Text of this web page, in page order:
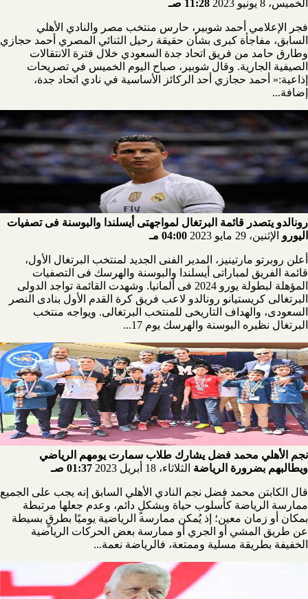
الخميس، 8 يونيو 2023 11:28 صـ
فجر الإعلامي أحمد شوبير، حارس منتخب مصر والنادي الأهلي
السابق، مفاجأة كبرى بشأن حقيقة رحيل الثنائي المصري أحمد حجازي
وطارق حامد من فريق اتحاد جدة السعودي خلال فترة الانتقالات
الصيفية الجارية. وقال شوبير، صباح اليوم الخميس في تصريحات
إذاعية:« أحمد حجازي أحد الركائز الأساسية في نادي اتحاد جدة،
إضافة...
رونالدو يتصدر قائمة البرتغال لمواجهتى أيسلندا والبوسنة فى تصفيات
اليورو الإثنين، 29 مايو 2023 04:00 مـ
أعلن روبرتو مارتينيز، المدير الفنى الجديد لمنتخب البرتغال الأول،
قائمة الفريق لمباراتى أيسلندا والبوسنة والهرسك فى التصفيات
المؤهلة لبطولة يورو 2024 فى ألمانيا. وشهدت القائمة تواجد الدولى
البرتغالى كريستيانو رونالدو لاعب فريق كرة القدم الأول بنادى النصر
السعودى، والهداف التاريخى للمنتخب البرتغالى. ويواجه منتخب
البرتغال نظيره البوسنة والهرسك يوم 17...
نجم الأهلي محمد فضل يشارك طلاب سمارت يومهم الرياضي
ويطالبهم بضرورة الرياضة الثلاثاء، 18 أبريل 2023 01:37 صـ
قال الكابتن محمد فضل نجم النادي الأهلي السابق إنه يجب على الجميع
ممارسة الرياضة كأسلوب حياة وبشكلٍ دائم، وعدم جعلها مرتبطة
بمكان أو زمان معين؛ إذ يُمكن ممارسة الرياضية يوميًا بطرقٍ بسيطة
عن طريق المشي أو الجري أو ممارسة بعض الحركات الرياضية
الخفيفة بطريقة مسلية وممتعة، فالرياضة نعمة...